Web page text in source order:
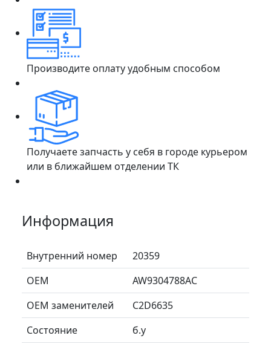
Производите оплату удобным способом
Получаете запчасть у себя в городе курьером
или в ближайшем отделении ТК
Информация
Внутренний номер
20359
ОЕМ
AW9304788AC
ОЕМ заменителей
C2D6635
Состояние
б.у